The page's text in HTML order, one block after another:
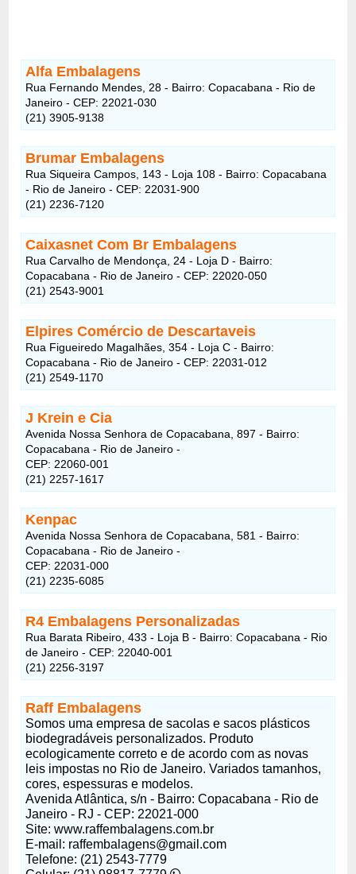
Alfa Embalagens
Rua Fernando Mendes, 28 - Bairro: Copacabana - Rio de
Janeiro - CEP: 22021-030
(21) 3905-9138
Brumar Embalagens
Rua Siqueira Campos, 143 - Loja 108 - Bairro: Copacabana
- Rio de Janeiro - CEP: 22031-900
(21) 2236-7120
Caixasnet Com Br Embalagens
Rua Carvalho de Mendonça, 24 - Loja D - Bairro:
Copacabana - Rio de Janeiro - CEP: 22020-050
(21) 2543-9001
Elpires Comércio de Descartaveis
Rua Figueiredo Magalhães, 354 - Loja C - Bairro:
Copacabana - Rio de Janeiro - CEP: 22031-012
(21) 2549-1170
J Krein e Cia
Avenida Nossa Senhora de Copacabana, 897 - Bairro:
Copacabana - Rio de Janeiro -
CEP: 22060-001
(21) 2257-1617
Kenpac
Avenida Nossa Senhora de Copacabana, 581 - Bairro:
Copacabana - Rio de Janeiro -
CEP: 22031-000
(21) 2235-6085
R4 Embalagens Personalizadas
Rua Barata Ribeiro, 433 - Loja B - Bairro: Copacabana - Rio
de Janeiro - CEP: 22040-001
(21) 2256-3197
Raff Embalagens
Somos uma empresa de sacolas e sacos plásticos
biodegradáveis personalizados. Produto
ecologicamente correto e de acordo com as novas
leis impostas no Rio de Janeiro. Variados tamanhos,
cores, espessuras e modelos.
Avenida Atlântica, s/n - Bairro: Copacabana - Rio de
Janeiro - RJ - CEP: 22021-000
Site: www.raffembalagens.com.br
E-mail: raffembalagens@gmail.com
Telefone: (21) 2543-7779